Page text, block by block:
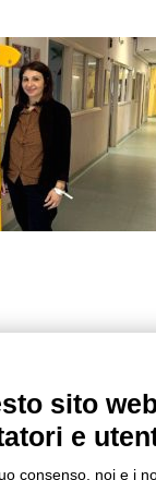
sito
e
consenso, noi e i